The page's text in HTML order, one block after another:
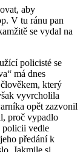
aby
V tu ránu pan
se vydal na
policisté se
má dnes
který
vyvrcholila
opět zazvonil
proč vypadlo
policii vedle
předání k
Jakmile si